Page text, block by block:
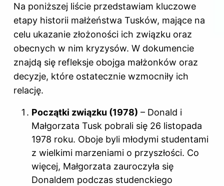
Na poniższej liście przedstawiam kluczowe
etapy historii małżeństwa Tusków, mające na
celu ukazanie złożoności ich związku oraz
obecnych w nim kryzysów. W dokumencie
znajdą się refleksje obojga małżonków oraz
decyzje, które ostatecznie wzmocniły ich
relację.
Początki związku (1978) – Donald i
Małgorzata Tusk pobrali się 26 listopada
1978 roku. Oboje byli młodymi studentami
z wielkimi marzeniami o przyszłości. Co
więcej, Małgorzata zauroczyła się
Donaldem podczas studenckiego